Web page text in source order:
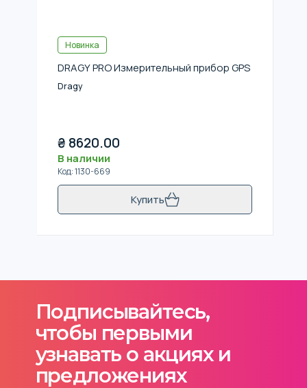
Новинка
DRAGY PRO Измерительный прибор GPS
Dragy
₴ 8620.00
В наличии
Код:1130-669
Купить
Подписывайтесь,
чтобы первыми
узнавать о акциях и
предложениях